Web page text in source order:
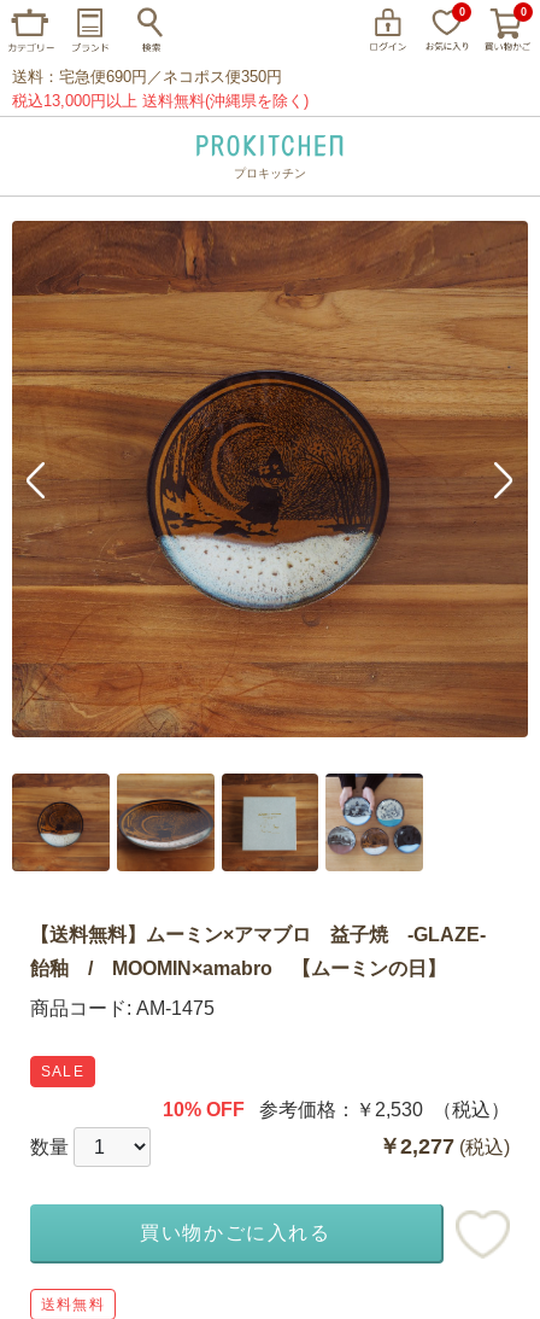
0 0
家事問屋 ウェック フライパン
プレート グラス カトラリー
プロキッチンオリジナル 山田工業所
山一 マリメッコ つきじ常陸屋 柳宗理
閉じる
送料：宅急便690円／ネコポス便350円
税込13,000円以上 送料無料(沖縄県を除く)
プロキッチン
【送料無料】ムーミン×アマブロ 益子焼 -GLAZE-
飴釉 / MOOMIN×amabro 【ムーミンの日】
商品コード: AM-1475
SALE
10% OFF 参考価格： ￥2,530 （税込）
￥2,277 (税込)
数量
買い物かごに入れる
送料無料